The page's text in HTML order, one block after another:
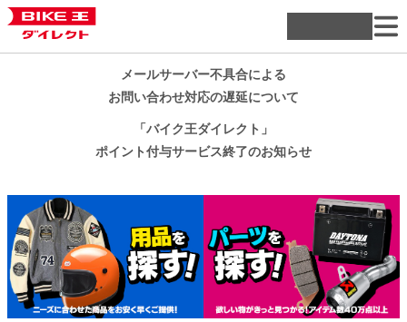
メールサーバー不具合による
お問い合わせ対応の遅延について
「バイク王ダイレクト」
ポイント付与サービス終了のお知らせ